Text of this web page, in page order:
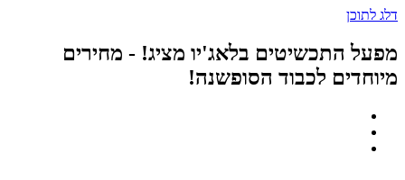
דלג לתוכן
מפעל התכשיטים בלאג'יו מציג! - מחירים
מיוחדים לכבוד הסופשנה!